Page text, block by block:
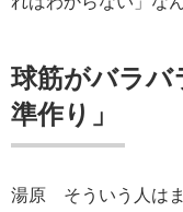
球筋がバラバ
準作り」
湯原 そういう人は